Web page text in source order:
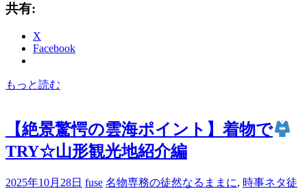
共有:
X
Facebook
もっと読む
【絶景驚愕の雲海ポイント】着物で
TRY☆山形観光地紹介編
2025年10月28日 fuse 名物専務の徒然なるままに, 時事ネタ徒